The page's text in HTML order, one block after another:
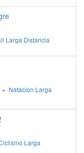
Larga Distancia
» Natacion Larga
Larga